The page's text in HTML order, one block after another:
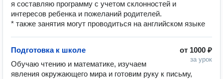
я составляю программу с учетом склонностей и
интересов ребенка и пожеланий родителей.
* также занятия могут проводиться на английском языке
от 1000 ₽
за урок
Подготовка к школе
Обучаю чтению и математике, изучаем
явления окружающего мира и готовим руку к письму,